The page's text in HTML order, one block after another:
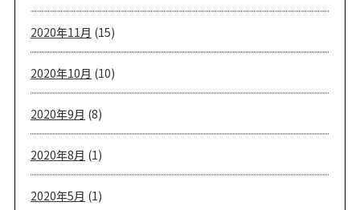
2020年11月 (15)
2020年10月 (10)
2020年9月 (8)
2020年8月 (1)
2020年5月 (1)